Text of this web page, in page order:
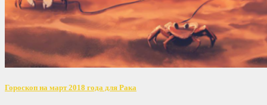
Гороскоп на март 2018 года для Рака